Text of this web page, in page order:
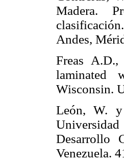
Madera.
Andes,
Freas
laminated
León, W. y
Desarrollo